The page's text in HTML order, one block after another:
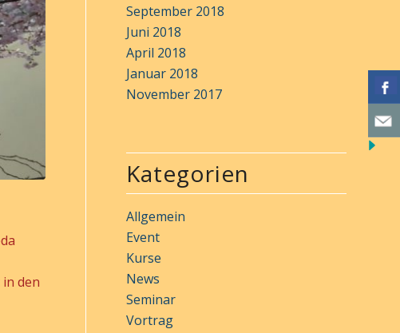
den
September 2018
Juni 2018
April 2018
Januar 2018
November 2017
Kategorien
Allgemein
Event
Kurse
News
Seminar
Vortrag